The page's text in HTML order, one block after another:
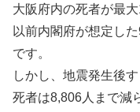
大阪府内の死者が最
以前内閣府が想定し
です。
しかし、地震発生後
死者は8,806人まで減